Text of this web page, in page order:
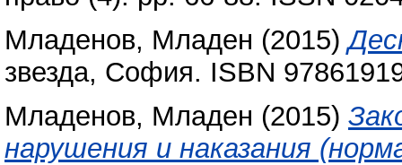
Младенов, Младен (2015)
звезда, София. ISBN
Младенов, Младен (2015)
нарушения и наказания